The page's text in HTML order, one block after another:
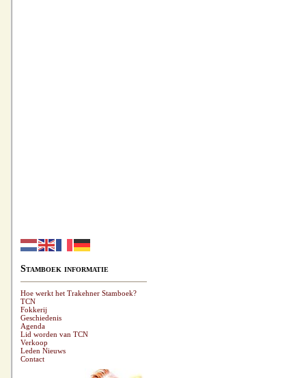
Stamboek informatie
Hoe werkt het Trakehner Stamboek?
TCN
Fokkerij
Geschiedenis
Agenda
Lid worden van TCN
Verkoop
Leden Nieuws
Contact